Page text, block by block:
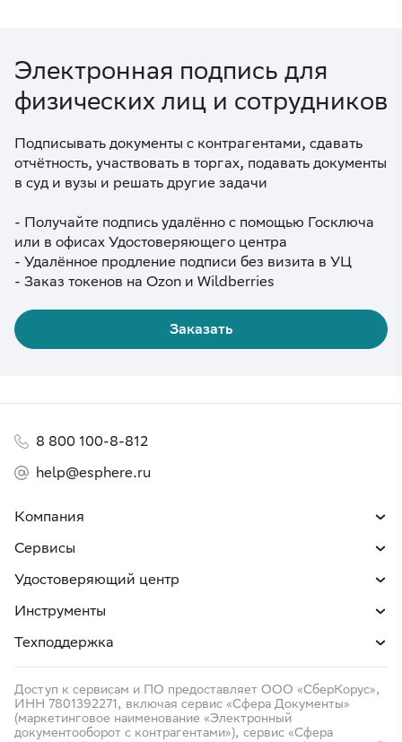
Электронная подпись для
физических лиц и сотрудников
Подписывать документы с контрагентами, сдавать
отчётность, участвовать в торгах, подавать документы
в суд и вузы и решать другие задачи
- Получайте подпись удалённо с помощью Госключа
или в офисах Удостоверяющего центра
- Удалённое продление подписи без визита в УЦ
- Заказ токенов на Ozon и Wildberries
Заказать
Компания
Сервисы
Удостоверяющий центр
Инструменты
Техподдержка
8 800 100-8-812
help@esphere.ru
Доступ к сервисам и ПО предоставляет ООО «СберКорус»,
ИНН 7801392271, включая сервис «Сфера Документы»
(маркетинговое наименование «Электронный
документооборот с контрагентами»), сервис «Сфера